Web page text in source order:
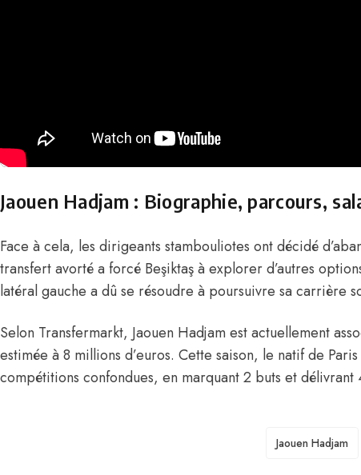
Jaouen Hadjam : Biographie, parcours,
Face à cela, les dirigeants stambouliotes ont décidé
transfert avorté a forcé Beşiktaş à explorer d’autres
latéral gauche a dû se résoudre à poursuivre sa carrière
Selon Transfermarkt, Jaouen Hadjam est actuellement
estimée à 8 millions d’euros. Cette saison, le natif de Paris
compétitions confondues, en marquant 2 buts et délivrant
TAGS
Jaouen Hadjam